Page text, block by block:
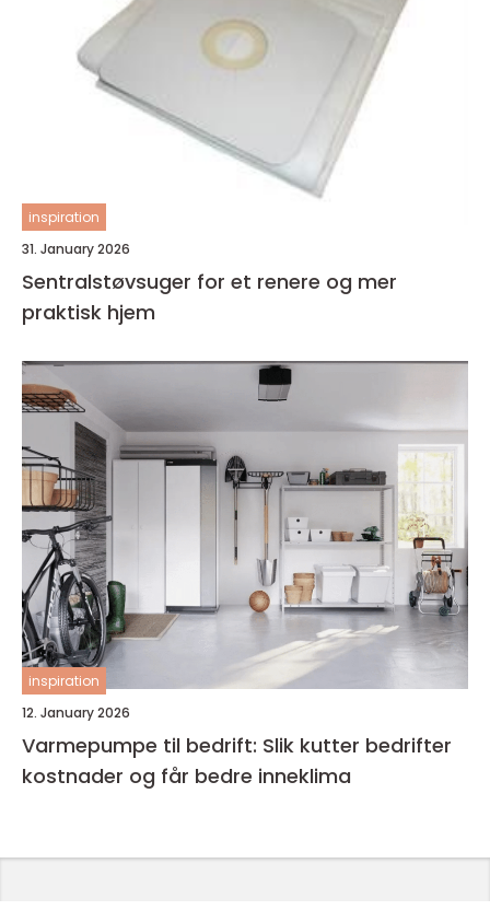
inspiration
31. January 2026
Sentralstøvsuger for et renere og mer
praktisk hjem
inspiration
12. January 2026
Varmepumpe til bedrift: Slik kutter bedrifter
kostnader og får bedre inneklima